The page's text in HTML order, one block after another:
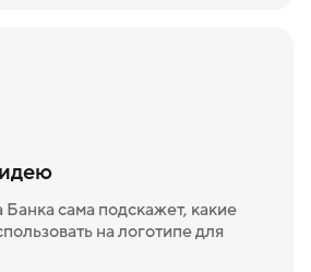
сама подскажет, какие
на логотипе для